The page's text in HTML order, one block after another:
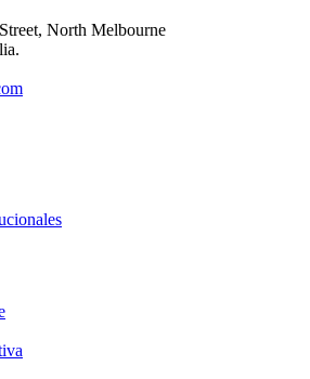
North Melbourne